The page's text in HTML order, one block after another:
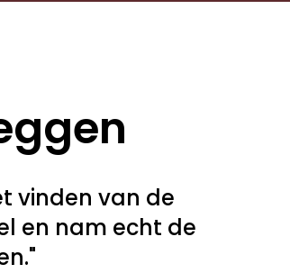
vinden van de
en nam echt de